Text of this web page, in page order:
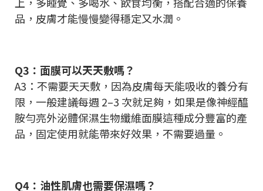
品，皮膚才能慢慢變得穩定又水潤。
Q3：面膜可以天天敷嗎？
A3：不需要天天敷，因為皮膚每天能吸收的養分有
限，一般建議每週 2–3 次就足夠，如果是像神經醯
胺勻亮外泌體保濕生物纖維面膜這種成分豐富的產
品，固定使用就能帶來好效果，不需要過量。
Q4：油性肌膚也需要保濕嗎？